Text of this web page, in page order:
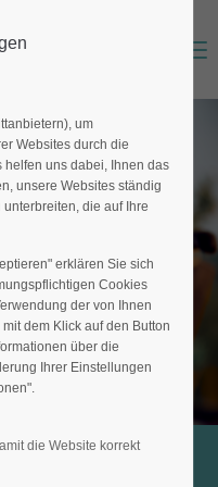
leider nicht.
leider nicht.
leider nicht.
leider nicht.
um
Websites durch die
helfen uns dabei, Ihnen das
unsere Websites ständig
die auf Ihre
erklären Sie sich
Cookies
der von Ihnen
dem Klick auf den Button
über die
Ihrer Einstellungen
die Website korrekt